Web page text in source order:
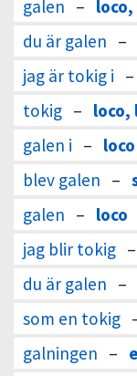
galen – loco,
du är galen –
jag är tokig i –
tokig – loco,
galen i –
blev galen –
galen – loco
jag blir tokig –
du är galen –
som en tokig
galningen –